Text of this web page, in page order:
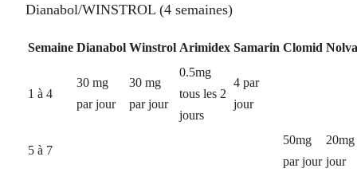
Dianabol/WINSTROL (4 semaines)
Semaine Dianabol Winstrol Arimidex Samarin Clomid
1 à 4
30 mg
par jour
30 mg
par jour
0.5mg
tous les 2
jours
4 par
jour
5 à 7
50mg
par jour
20mg
jour